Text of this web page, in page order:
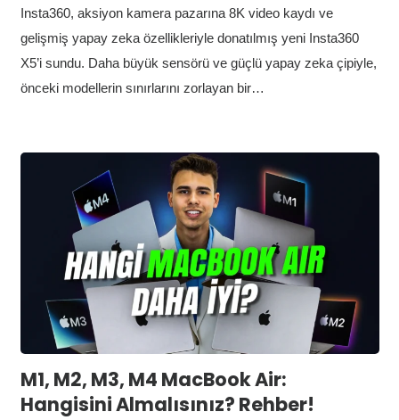
Insta360, aksiyon kamera pazarına 8K video kaydı ve
gelişmiş yapay zeka özellikleriyle donatılmış yeni Insta360
X5’i sundu. Daha büyük sensörü ve güçlü yapay zeka çipiyle,
önceki modellerin sınırlarını zorlayan bir…
M1, M2, M3, M4 MacBook Air:
Hangisini Almalısınız? Rehber!